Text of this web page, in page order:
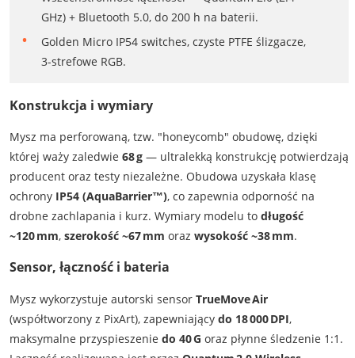
GHz) + Bluetooth 5.0, do 200 h na baterii.
Golden Micro IP54 switches, czyste PTFE ślizgacze,
3-strefowe RGB.
Konstrukcja i wymiary
Mysz ma perforowaną, tzw. "honeycomb" obudowę, dzięki
której waży zaledwie 68 g— ultralekką konstrukcję potwierdzają
producent oraz testy niezależne. Obudowa uzyskała klasę
ochrony IP54 (AquaBarrier™), co zapewnia odporność na
drobne zachlapania i kurz. Wymiary modelu to długość
~120 mm, szerokość ~67 mm oraz wysokość ~38 mm.
Sensor, łączność i bateria
Mysz wykorzystuje autorski sensor TrueMove Air
(współtworzony z PixArt), zapewniający do 18 000 DPI,
maksymalne przyspieszenie do 40 G oraz płynne śledzenie 1:1.